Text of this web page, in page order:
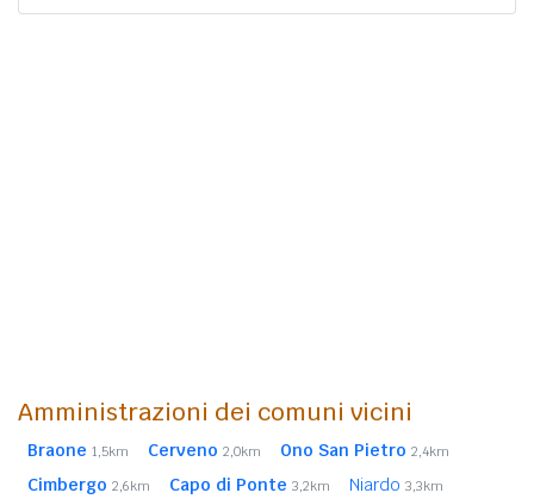
Amministrazioni dei comuni vicini
Braone 1,5km Cerveno 2,0km Ono San Pietro 2,4km
Cimbergo 2,6km Capo di Ponte 3,2km Niardo 3,3km